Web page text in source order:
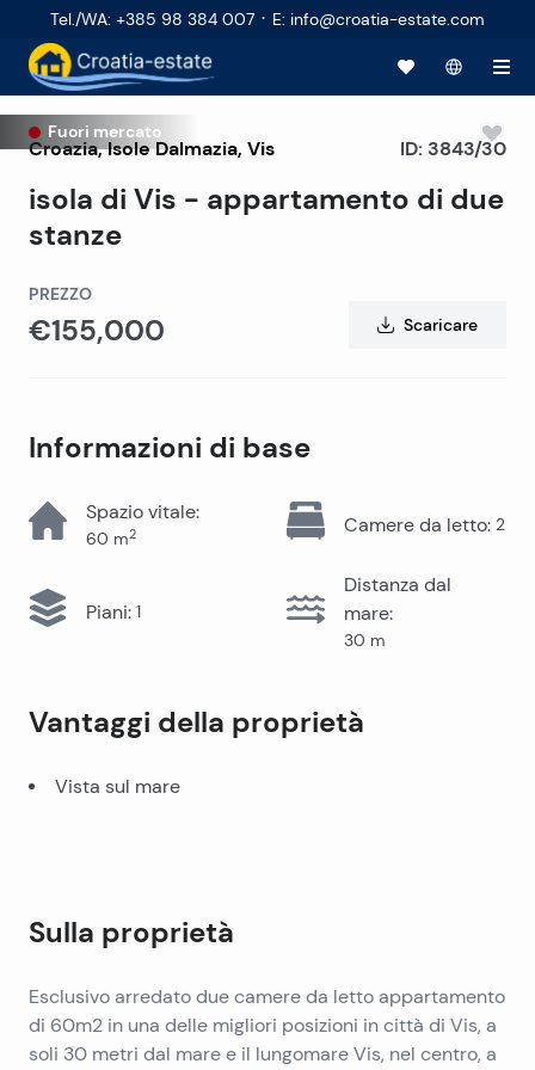
Tel./WA: +385 98 384 007 · E: info@croatia-estate.com
Fuori mercato
Croazia,Isole Dalmazia, Vis
isola di Vis - appartamento di due
stanze
ID: 3843/30
PREZZO
€155,000 Scaricare
Informazioni di base
Spazio vitale:
60 m2 Camere da letto: 2
Piani: 1
Distanza dal
mare:
30 m
Vantaggi della proprietà
Vista sul mare
Sulla proprietà
Esclusivo arredato due camere da letto appartamento
di 60m2 in una delle migliori posizioni in città di Vis, a
soli 30 metri dal mare e il lungomare Vis, nel centro, a